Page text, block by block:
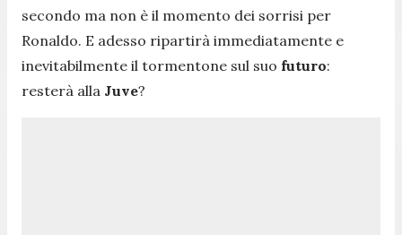
secondo ma non è il momento dei sorrisi per
Ronaldo. E adesso ripartirà immediatamente e
inevitabilmente il tormentone sul suo futuro:
resterà alla Juve?